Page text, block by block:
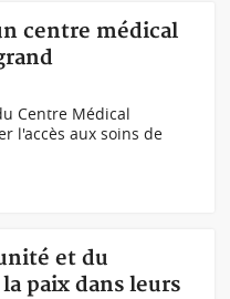
centre médical
Centre Médical
l'accès aux soins de
et du
paix dans leurs